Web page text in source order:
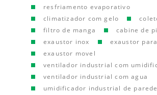
resfriamento evaporativo
climatizador com gelo
filtro de manga
cabine de
exaustor inox
exaustor
exaustor movel
ventilador industrial com
ventilador industrial com agua
umidificador industrial de parede